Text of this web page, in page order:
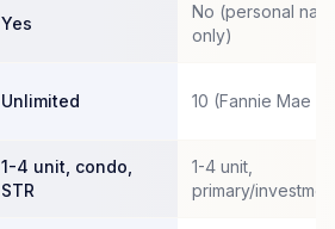
Yes
No (personal
only)
Unlimited 10 (Fannie Mae
1-4 unit, condo,
STR
1-4 unit,
primary/